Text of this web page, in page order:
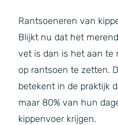
Rantsoeneren van
Blijkt nu dat het
vet is dan is het aan te
op rantsoen te zetten.
betekent in de praktijk
maar 80% van hun
kippenvoer krijgen.